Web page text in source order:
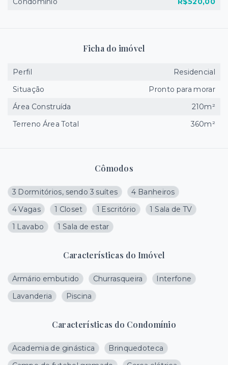
Cômodos
3 Dormitórios, sendo 3 suítes
4 Banheiros
4 Vagas
1 Closet 1 Escritório
1 Sala de TV
1 Lavabo
1 Sala de estar
Características do Imóvel
Armário embutido Churrasqueira
Interfone
Lavanderia
Piscina
Características do Condomínio
Academia de ginástica
Brinquedoteca
Ficha do imóvel
Perfil
Residencial
Situação
Pronto para morar
Área Construída
210m²
Terreno Área Total
360m²